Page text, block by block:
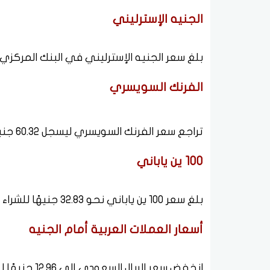
الجنيه الإسترليني
بلغ سعر الجنيه الإسترليني في البنك المركزي 64.99 جنيهًا للشراء و65.21 جنيهًا
الفرنك السويسري
تراجع سعر الفرنك السويسري ليسجل 60.32 جنيهًا للشراء و60.54 جنيهًا للبيع.
100 ين ياباني
بلغ سعر 100 ين ياباني نحو 32.83 جنيهًا للشراء و32.92 جنيهًا للبيع.
أسعار العملات العربية أمام الجنيه